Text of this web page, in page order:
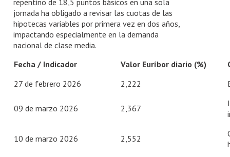
jornada ha obligado a revisar las cuotas de las
hipotecas variables por primera vez en dos años,
impactando especialmente en la demanda
nacional de clase media.
Fecha / Indicador
Valor Euríbor diario (%)
27 de febrero 2026
2,222
09 de marzo 2026 2,367
10 de marzo 2026 2,552